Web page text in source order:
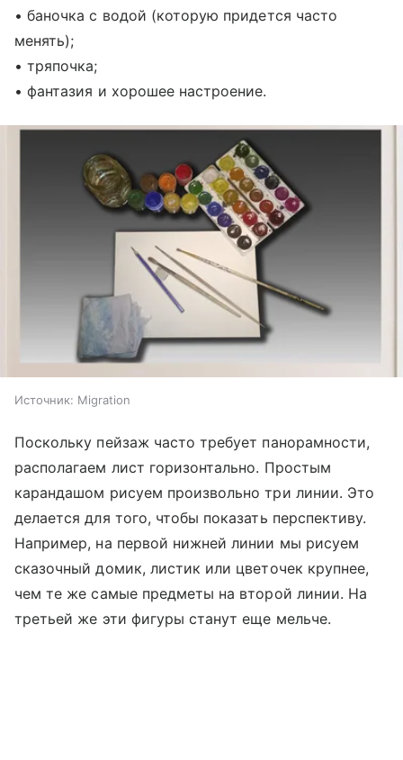
• баночка с водой (которую придется часто
менять);
• тряпочка;
• фантазия и хорошее настроение.
Источник: Migration
Поскольку пейзаж часто требует панорамности,
располагаем лист горизонтально. Простым
карандашом рисуем произвольно три линии. Это
делается для того, чтобы показать перспективу.
Например, на первой нижней линии мы рисуем
сказочный домик, листик или цветочек крупнее,
чем те же самые предметы на второй линии. На
третьей же эти фигуры станут еще мельче.